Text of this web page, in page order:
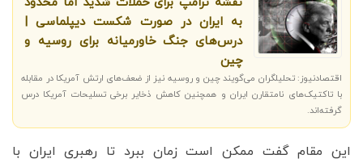
به ایران در صورت شکست دیپلماسی |
درس‌های جنگ خاورمیانه برای روسیه و
چین
اقتصادنیوز: تحلیلگران می‌گویند چین و روسیه نیز از ضعف‌های ارتش آمریکا در مقابله
با تاکتیک‌های نامتقارن ایران و همچنین کاهش ذخایر برخی تسلیحات آمریکا درس
گرفته‌اند.
این مقام گفت ممکن است زمان ببرد تا رهبری ایران با